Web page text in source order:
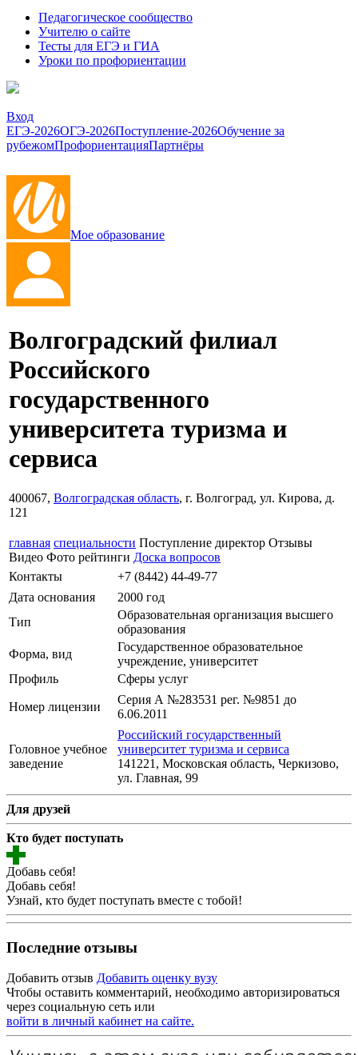
Педагогическое сообщество
Учителю о сайте
Тесты для ЕГЭ и ГИА
Уроки по профориентации
Вход
ЕГЭ-2026ОГЭ-2026Поступление-2026Обучение за
рубежомПрофориентацияПартнёры
Мое образование
Волгоградский филиал
Российского
государственного
университета туризма и
сервиса
400067, Волгоградская область, г. Волгоград, ул. Кирова, д.
121
главная специальности Поступление директор Отзывы
Видео Фото рейтинги Доска вопросов
Контакты
+7 (8442) 44-49-77
Дата основания
2000 год
Тип
Образовательная организация высшего
образования
Форма, вид
Государственное образовательное
учреждение, университет
Профиль
Сферы услуг
Номер лицензии
Серия А №283531 рег. №9851 до
6.06.2011
Головное учебное
заведение
Российский государственный
университет туризма и сервиса
141221, Московская область, Черкизово,
ул. Главная, 99
Для друзей
Кто будет поступать
Добавь себя!
Добавь себя!
Узнай, кто будет поступать вместе с тобой!
Последние отзывы
Добавить отзыв Добавить оценку вузу
Чтобы оставить комментарий, необходимо авторизироваться
через социальную сеть или
войти в личный кабинет на сайте.